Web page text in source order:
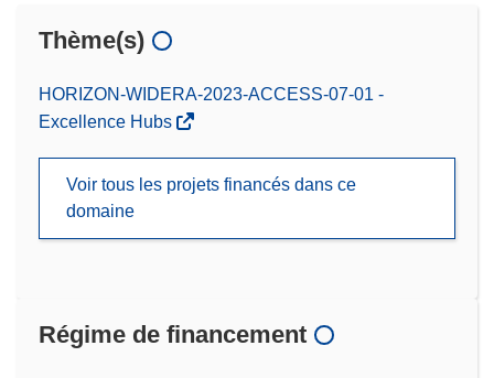
Thème(s)
HORIZON-WIDERA-2023-ACCESS-07-01 -
Excellence Hubs
Voir tous les projets financés dans ce
domaine
Régime de financement